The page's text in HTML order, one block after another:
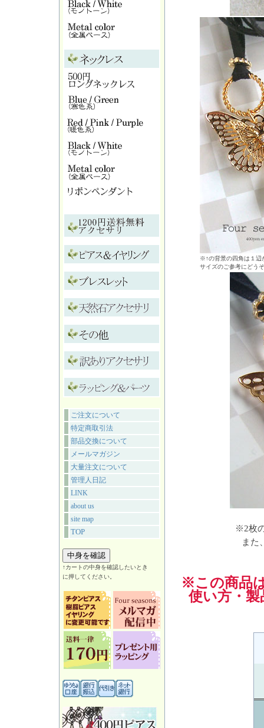
ご注文について
特定商取引法
部品交換について
メールマガジン
大量注文について
管理人日記
LINK
about us
site map
TOP
↑カートの中身を確認したいとき
に押してください。
※↑の背景の四角は１辺
サイズのご参考にどう
※2枚
また
※この商品
使い方・